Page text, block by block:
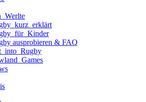
ausprobieren & FAQ